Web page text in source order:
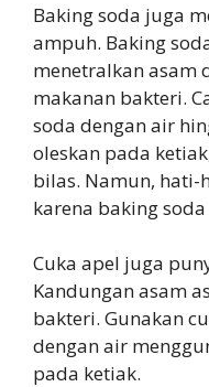
Baking soda juga
ampuh. Baking
menetralkan asam
makanan bakteri.
soda dengan air
oleskan pada
bilas. Namun,
karena baking
Cuka apel juga
Kandungan asam
bakteri. Gunakan
dengan air
pada ketiak.